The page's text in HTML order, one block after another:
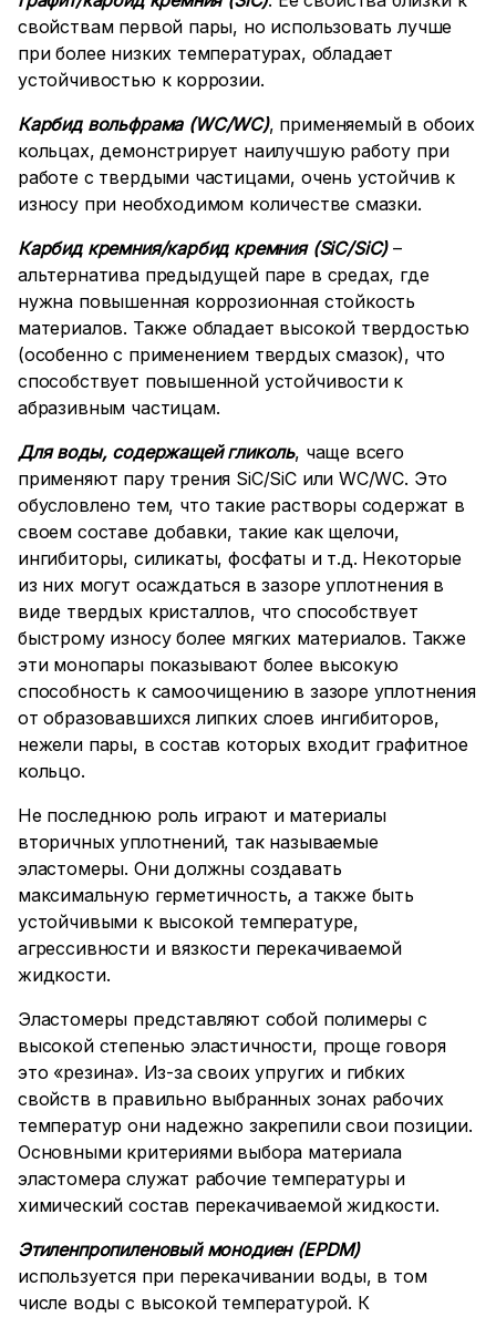
свойствам первой пары, но использовать лучше
при более низких температурах, обладает
устойчивостью к коррозии.
Карбид вольфрама (WC/WC), применяемый в обоих
кольцах, демонстрирует наилучшую работу при
работе с твердыми частицами, очень устойчив к
износу при необходимом количестве смазки.
Карбид кремния/карбид кремния (SiC/SiC)–
альтернатива предыдущей паре в средах, где
нужна повышенная коррозионная стойкость
материалов. Также обладает высокой твердостью
(особенно с применением твердых смазок), что
способствует повышенной устойчивости к
абразивным частицам.
Для воды, содержащей гликоль, чаще всего
применяют пару трения SiC/SiC или WC/WC. Это
обусловлено тем, что такие растворы содержат в
своем составе добавки, такие как щелочи,
ингибиторы, силикаты, фосфаты и т.д. Некоторые
из них могут осаждаться в зазоре уплотнения в
виде твердых кристаллов, что способствует
быстрому износу более мягких материалов. Также
эти монопары показывают более высокую
способность к самоочищению в зазоре уплотнения
от образовавшихся липких слоев ингибиторов,
нежели пары, в состав которых входит графитное
кольцо.
Не последнюю роль играют и материалы
вторичных уплотнений, так называемые
эластомеры. Они должны создавать
максимальную герметичность, а также быть
устойчивыми к высокой температуре,
агрессивности и вязкости перекачиваемой
жидкости.
Эластомеры представляют собой полимеры с
высокой степенью эластичности, проще говоря
это «резина». Из-за своих упругих и гибких
свойств в правильно выбранных зонах рабочих
температур они надежно закрепили свои позиции.
Основными критериями выбора материала
эластомера служат рабочие температуры и
химический состав перекачиваемой жидкости.
Этиленпропиленовый монодиен (EPDM)
используется при перекачивании воды, в том
числе воды с высокой температурой. К